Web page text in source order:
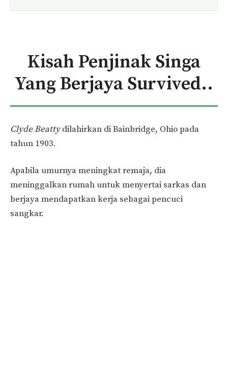
Kisah Penjinak Singa
Yang Berjaya Survived..
Clyde Beattydilahirkan di Bainbridge, Ohio pada
tahun 1903.
Apabila umurnya meningkat remaja, dia
meninggalkan rumah untuk menyertai sarkas dan
berjaya mendapatkan kerja sebagai pencuci
sangkar.